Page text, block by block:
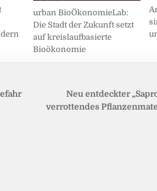
urban BioÖkonomieLab:
Die Stadt der Zukunft setzt
auf kreislaufbasierte
Bioökonomie
Neu entdeckter
verrottendes